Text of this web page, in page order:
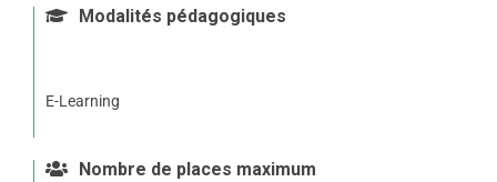
Modalités pédagogiques
E-Learning
Nombre de places maximum